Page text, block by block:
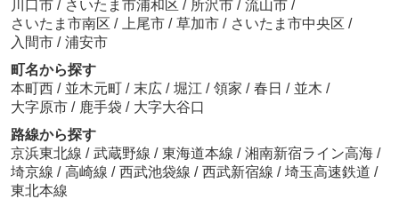
川口市 / さいたま市浦和区 / 所沢市 / 流山市 /
さいたま市南区 / 上尾市 / 草加市 / さいたま市中央区 /
入間市 / 浦安市
町名から探す
本町西 / 並木元町 / 末広 / 堀江 / 領家 / 春日 / 並木 /
大字原市 / 鹿手袋 / 大字大谷口
路線から探す
京浜東北線 / 武蔵野線 / 東海道本線 / 湘南新宿ライン高海 /
埼京線 / 高崎線 / 西武池袋線 / 西武新宿線 / 埼玉高速鉄道 /
東北本線